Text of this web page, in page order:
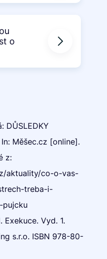
o
DŮSLEDKY
Měšec.cz [online].
z:
aktuality/co-o-vas-
treba-i-
pujcku
Exekuce. Vyd. 1.
s.r.o. ISBN 978-80-